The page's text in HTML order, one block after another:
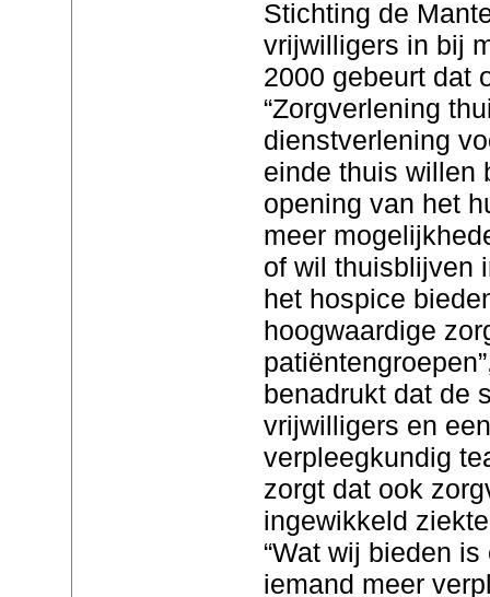
Stichting de
vrijwilligers in bij
2000 gebeurt dat
“Zorgverlening
dienstverlening
einde thuis willen
opening van het
meer
of wil thuisblijven
het hospice
hoogwaardige
benadrukt dat de
vrijwilligers en
verpleegkundig
zorgt dat ook
ingewikkeld
“Wat wij bieden
iemand meer